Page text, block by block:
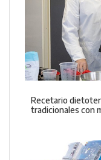
Recetario
tradicionales con